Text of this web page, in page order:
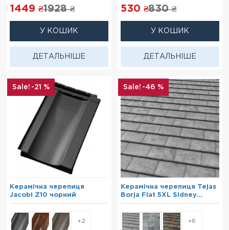
1449 ₴1928₴
У КОШИК
ДЕТАЛЬНІШЕ
530 ₴830₴
У КОШИК
ДЕТАЛЬНІШЕ
-21 %
+2
Керамічна черепиця
Jacobi Z10 чорний
-46 %
+6
Керамічна черепиця Tejas
Borja Flat 5XL Sidney
Graphite